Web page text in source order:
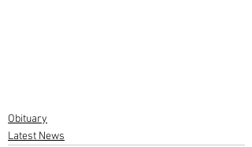
Obituary
Latest News